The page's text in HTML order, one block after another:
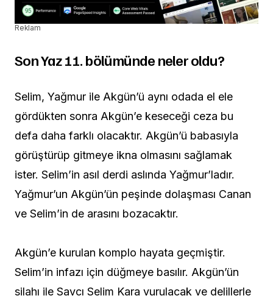
Reklam
Son Yaz 11. bölümünde neler oldu?
Selim, Yağmur ile Akgün’ü aynı odada el ele
gördükten sonra Akgün’e keseceği ceza bu
defa daha farklı olacaktır. Akgün’ü babasıyla
görüştürüp gitmeye ikna olmasını sağlamak
ister. Selim’in asıl derdi aslında Yağmur’ladır.
Yağmur’un Akgün’ün peşinde dolaşması Canan
ve Selim’in de arasını bozacaktır.
Akgün’e kurulan komplo hayata geçmiştir.
Selim’in infazı için düğmeye basılır. Akgün’ün
silahı ile Savcı Selim Kara vurulacak ve delillerle